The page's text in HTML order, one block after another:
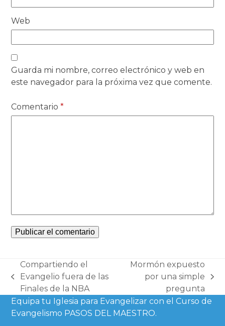
Web
Guarda mi nombre, correo electrónico y web en
este navegador para la próxima vez que comente.
Comentario*
previous
post:
Compartiendo el
Evangelio fuera de las
Finales de la NBA
next
post:
Mormón expuesto
por una simple
pregunta
Equipa tu Iglesia para Evangelizar con el Curso de
Evangelismo PASOS DEL MAESTRO.